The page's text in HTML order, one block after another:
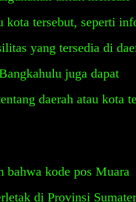
kota tersebut, seperti
yang tersedia di
juga dapat
daerah atau kota
bahwa kode pos Muara
di Provinsi